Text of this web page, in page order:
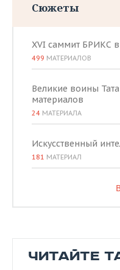
Сюжеты
XVI саммит БРИКС
499 МАТЕРИАЛОВ
Великие воины
материалов
24 МАТЕРИАЛА
Искусственный
181 МАТЕРИАЛ
ЧИТАЙТЕ